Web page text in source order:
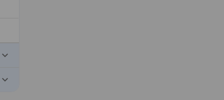
keyboard_arrow_down
keyboard_arrow_down